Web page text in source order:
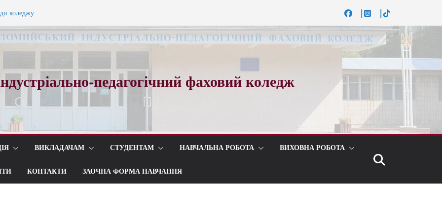
коледжу
вальсу…
педагогічний фаховий коледж
ВИКЛАДАЧАМ СТУДЕНТАМ НАВЧАЛЬНА РОБОТА ВИХОВНА РОБОТА
КОНТАКТИ ЗАОЧНА ФОРМА НАВЧАННЯ